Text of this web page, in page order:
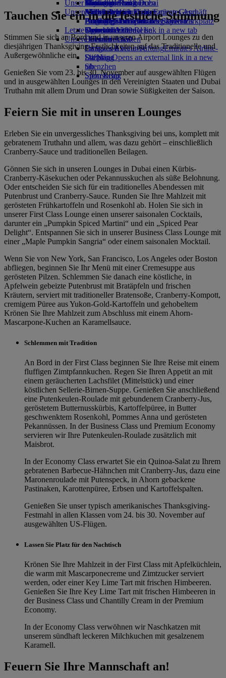
Mietwagen buchen
Airline Partner
Flughafen-ParkplatzFlughafen-Parkplatz
Opens an external link in a new tab
Getränke
Unsere Flotte
Boeing 777
Emirates A380
Emirates A350
Emirates Executive
Sitzpläne
Kinderspielzeug
Aktivitäten für Kinder
Unser Planet
Nachhaltigkeit im operativen Geschäft
Umweltrichtlinien
Umweltberichte
Unsere Gemeinschaften
Emirates Airline-StiftungEmirates Airline-
Stiftung Opens an external link in a new
tab
Sponsoring
Düsseldorf nach Dubai
München nach Dubai
Hamburg nach Dubai
Letzte Reiseziele
Helsinki
Hangzhou
Da Nang
Shenzhen
Siem Reap
Skywards Rail
Meilenrechner
Anmelden bei Emirates Skywards
Skywards+
Anfragen
Tools und Ressourcen
Mobiltelefon und die Emirates App
Buchung stornieren oder ändern
Unterbrochene Reise
Über Emirates
Tauchen Sie ein in die festliche Stimmung
Stimmen Sie sich an Bord und in unseren Airport Lounges zu den
diesjährigen Thanksgiving-Festlichkeiten auf das Traditionelle und
Außergewöhnliche ein.
Genießen Sie vom 23. bis 30. November auf ausgewählten Flügen
und in ausgewählten Lounges in den Vereinigten Staaten und Dubai
Truthahn mit allem Drum und Dran sowie Süßigkeiten der Saison.
Feiern Sie mit in unseren Lounges
Erleben Sie ein unvergessliches Thanksgiving bei uns, komplett mit
gebratenem Truthahn und allem, was dazu gehört – einschließlich
Cranberry-Sauce und traditionellen Beilagen.
Gönnen Sie sich in unseren Lounges in Dubai einen Kürbis-
Cranberry-Käsekuchen oder Pekannusskuchen als süße Belohnung.
Oder entscheiden Sie sich für ein traditionelles Abendessen mit
Putenbrust und Cranberry-Sauce. Runden Sie Ihre Mahlzeit mit
gerösteten Frühkartoffeln und Rosenkohl ab. Holen Sie sich in
unserer First Class Lounge einen unserer saisonalen Cocktails,
darunter ein „Pumpkin Spiced Martini“ und ein „Spiced Pear
Delight“. Entspannen Sie sich in unserer Business Class Lounge mit
einer „Maple Pumpkin Sangria“ oder einem saisonalen Mocktail.
Wenn Sie von New York, San Francisco, Los Angeles oder Boston
abfliegen, beginnen Sie Ihr Menü mit einer Cremesuppe aus
gerösteten Pilzen. Schlemmen Sie danach eine köstliche, in
Apfelwein gebeizte Putenbrust mit Bratäpfeln und frischen
Kräutern, serviert mit traditioneller Bratensoße, Cranberry-Kompott,
cremigem Püree aus Yukon-Gold-Kartoffeln und gehobeltem
Krönen Sie Ihre Mahlzeit zum Abschluss mit einem Ahorn-
Mascarpone-Kuchen an Karamellsauce.
Schlemmen mit Tradition
An Bord in der First Class beginnen Sie Ihre Reise mit einem
fluffigen Zimtpfannkuchen. Regen Sie Ihren Appetit an mit
einem geräucherten Lachsfilet (Mittelstück) und einer
köstlichen Sellerie-Birnen-Suppe. Genießen Sie anschließend
eine Putenkeulen-Roulade mit gebundenem Cranberry-Jus,
geröstetem Butternusskürbis, Kartoffelpüree, in Butter
geschwenktem Rosenkohl, Pommes Anna und gerösteten
Pekannüssen. In der Business Class und Premium Economy
servieren wir Ihre Putenkeulen-Roulade zusätzlich mit
Maisbrot.
In der Economy Class erwartet Sie ein Quinoa-Salat zu Ihrem
gebratenen Barbecue-Hähnchen mit Cranberry-Jus, dazu eine
Maronenroulade mit Putenspeck, in Ahorn gebackene
Pastinaken, Karottenpüree, Erbsen und Kartoffelspalten.
Genießen Sie unser typisch amerikanisches Thanksgiving-
Festmahl in allen Klassen vom 24. bis 30. November auf
ausgewählten US-Flügen.
Lassen Sie Platz für den Nachtisch
Krönen Sie Ihre Mahlzeit in der First Class mit Apfelküchlein,
die warm mit Mascarponecreme und Zimtzucker serviert
werden, oder einer Key Lime Tart mit frischen Himbeeren.
Genießen Sie Ihre Key Lime Tart mit frischen Himbeeren in
der Business Class und Chantilly Cream in der Premium
Economy.
In der Economy Class verwöhnen wir Naschkatzen mit
unserem sündhaft leckeren Milchkuchen mit gesalzenem
Karamell.
Feuern Sie Ihre Mannschaft an!